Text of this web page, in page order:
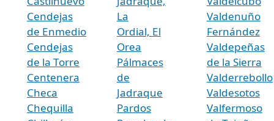
Cendejas
de Enmedio
Cendejas
de la Torre
Centenera
Checa
Chequilla
La
Ordial, El
Orea
Pálmaces
de
Jadraque
Pardos
Valdenuño
Fernández
Valdepeñas
de la Sierra
Valderrebollo
Valdesotos
Valfermoso